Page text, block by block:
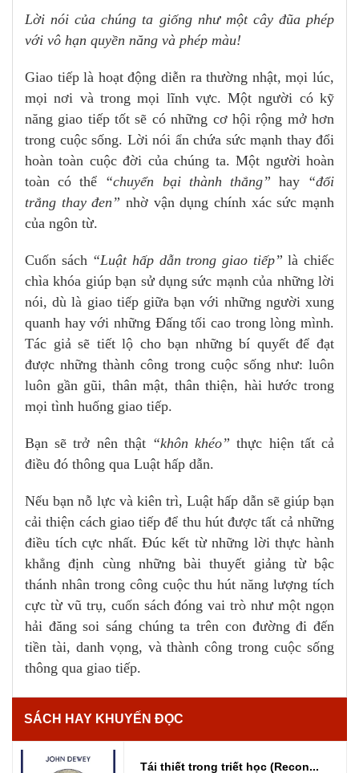
Lời nói của chúng ta giống như một cây đũa phép
với vô hạn quyền năng và phép màu!
Giao tiếp là hoạt động diễn ra thường nhật, mọi lúc,
mọi nơi và trong mọi lĩnh vực. Một người có kỹ
năng giao tiếp tốt sẽ có những cơ hội rộng mở hơn
trong cuộc sống. Lời nói ẩn chứa sức mạnh thay đổi
hoàn toàn cuộc đời của chúng ta. Một người hoàn
toàn có thể “chuyển bại thành thắng” hay “đổi
trắng thay đen” nhờ vận dụng chính xác sức mạnh
của ngôn từ.
Cuốn sách “Luật hấp dẫn trong giao tiếp” là chiếc
chìa khóa giúp bạn sử dụng sức mạnh của những lời
nói, dù là giao tiếp giữa bạn với những người xung
quanh hay với những Đấng tối cao trong lòng mình.
Tác giả sẽ tiết lộ cho bạn những bí quyết để đạt
được những thành công trong cuộc sống như: luôn
luôn gần gũi, thân mật, thân thiện, hài hước trong
mọi tình huống giao tiếp.
Bạn sẽ trở nên thật “khôn khéo” thực hiện tất cả
điều đó thông qua Luật hấp dẫn.
Nếu bạn nỗ lực và kiên trì, Luật hấp dẫn sẽ giúp bạn
cải thiện cách giao tiếp để thu hút được tất cả những
điều tích cực nhất. Đúc kết từ những lời thực hành
khẳng định cùng những bài thuyết giảng từ bậc
thánh nhân trong công cuộc thu hút năng lượng tích
cực từ vũ trụ, cuốn sách đóng vai trò như một ngọn
hải đăng soi sáng chúng ta trên con đường đi đến
tiền tài, danh vọng, và thành công trong cuộc sống
thông qua giao tiếp.
SÁCH HAY KHUYẾN ĐỌC
Tái thiết trong triết học (Recon...